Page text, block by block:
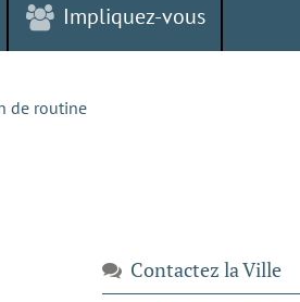
Impliquez-vous
de routine
Contactez la Ville